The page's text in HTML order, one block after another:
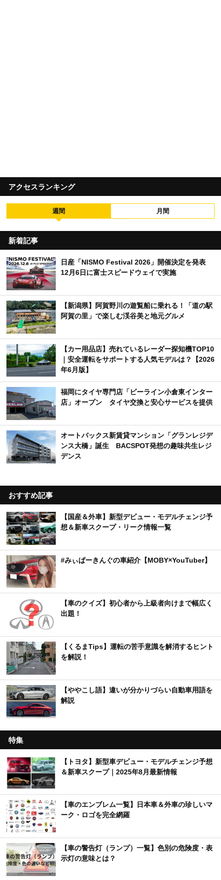
アクセスランキング
週間 月間
新着記事
日産「NISMO Festival 2026」開催決定を発表
12月6日に富士スピードウェイで実施
【新潟県】阿賀野川の遊覧船に乗れる！「道の駅
阿賀の里」で楽しむ渓谷美と地元グルメ
【カー用品店】売れているレーダー探知機TOP10
｜安全運転をサポートする人気モデルは？【2026
年6月版】
福岡にタイヤ専門店「ビーライン小倉東インター
店」オープン タイヤ交換と安心サービスを提供
オートバックス新賃貸マンション「グランレジデ
ンス大橋」誕生 BACSPOT発想の趣味共生レジ
デンス
おすすめ記事
【国産＆外車】新型デビュー・モデルチェンジ予
想＆新車スクープ・リーク情報一覧
#みぃぱーきんぐの車紹介【MOBY×YouTuber】
【車のクイズ】初心者から上級者向けまで幅広く
出題！
【くるまTips】運転の苦手意識を解消するヒント
を解説！
【ややこし語】違いが分かりづらい自動車用語を
解説
特集
【トヨタ】新型車デビュー・モデルチェンジ予想
＆新車スクープ｜2025年8月最新情報
【車のエンブレム一覧】日本車＆外車の珍しいマ
ーク・ロゴを完全網羅
【車の警告灯（ランプ）一覧】色別の危険度・表
示灯の意味とは？